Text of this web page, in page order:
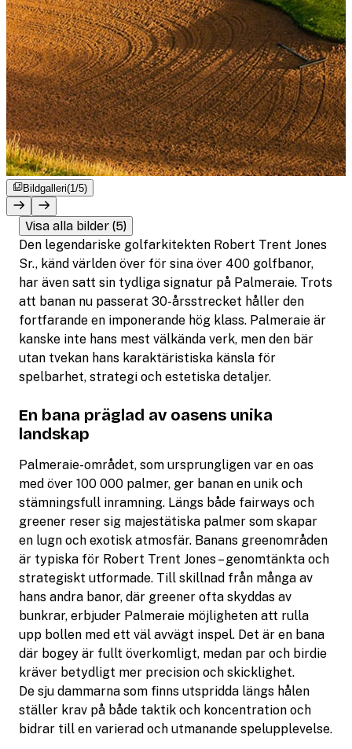
Bildgalleri(1/5)
Visa alla bilder (5)
Den legendariske golfarkitekten Robert Trent Jones
Sr., känd världen över för sina över 400 golfbanor,
har även satt sin tydliga signatur på Palmeraie. Trots
att banan nu passerat 30-årsstrecket håller den
fortfarande en imponerande hög klass. Palmeraie är
kanske inte hans mest välkända verk, men den bär
utan tvekan hans karaktäristiska känsla för
spelbarhet, strategi och estetiska detaljer.
En bana präglad av oasens unika
landskap
Palmeraie-området, som ursprungligen var en oas
med över 100 000 palmer, ger banan en unik och
stämningsfull inramning. Längs både fairways och
greener reser sig majestätiska palmer som skapar
en lugn och exotisk atmosfär. Banans greenområden
är typiska för Robert Trent Jones – genomtänkta och
strategiskt utformade. Till skillnad från många av
hans andra banor, där greener ofta skyddas av
bunkrar, erbjuder Palmeraie möjligheten att rulla
upp bollen med ett väl avvägt inspel. Det är en bana
där bogey är fullt överkomligt, medan par och birdie
kräver betydligt mer precision och skicklighet.
De sju dammarna som finns utspridda längs hålen
ställer krav på både taktik och koncentration och
bidrar till en varierad och utmanande spelupplevelse.